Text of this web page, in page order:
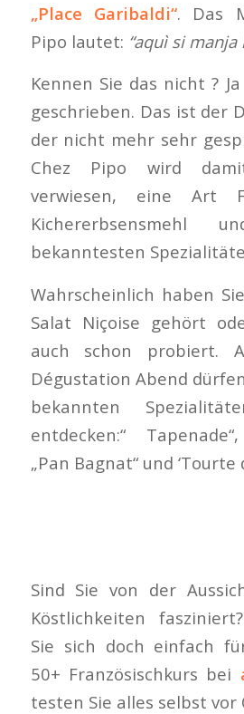
„Place Garibaldi“. Das
Pipo lautet: “aquì si manja
Kennen Sie das nicht ?
geschrieben. Das ist der
der nicht mehr sehr
Chez Pipo wird
verwiesen, eine Art
Kichererbsensmehl
bekanntesten
Wahrscheinlich haben
Salat Niçoise gehört
auch schon probiert.
Dégustation Abend
bekannten
entdecken:“
„Pan Bagnat“ und ‘Tourte
Sind Sie von der
Köstlichkeiten
Sie sich doch einfach
50+ Französischkurs bei
testen Sie alles selbst vor